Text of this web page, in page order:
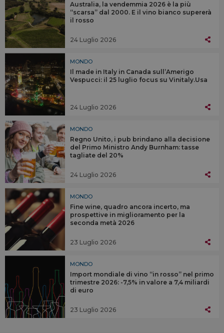
Australia, la vendemmia 2026 è la più
“scarsa” dal 2000. E il vino bianco supererà
il rosso
24 Luglio 2026
MONDO
Il made in Italy in Canada sull’Amerigo
Vespucci: il 25 luglio focus su Vinitaly.Usa
24 Luglio 2026
MONDO
Regno Unito, i pub brindano alla decisione
del Primo Ministro Andy Burnham: tasse
tagliate del 20%
24 Luglio 2026
MONDO
Fine wine, quadro ancora incerto, ma
prospettive in miglioramento per la
seconda metà 2026
23 Luglio 2026
MONDO
Import mondiale di vino “in rosso” nel primo
trimestre 2026: -7,5% in valore a 7,4 miliardi
di euro
23 Luglio 2026